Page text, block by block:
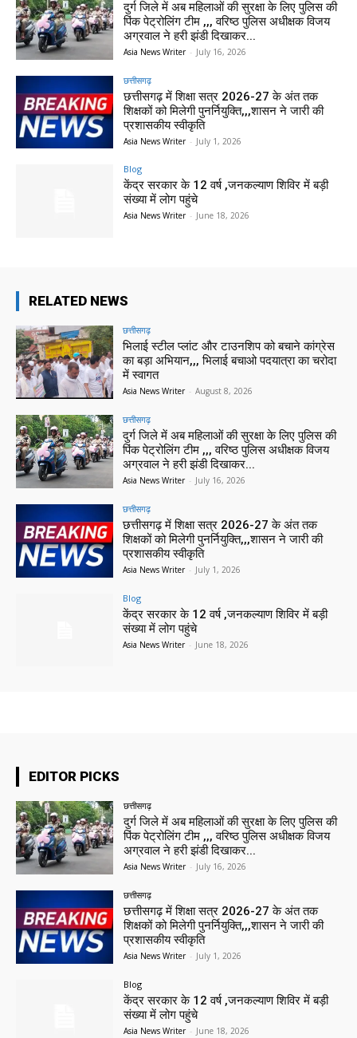
दुर्ग जिले में अब महिलाओं की सुरक्षा के लिए पुलिस की
पिंक पेट्रोलिंग टीम ,,, वरिष्ठ पुलिस अधीक्षक विजय
अग्रवाल ने हरी झंडी दिखाकर...
Asia News Writer - July 16, 2026
छत्तीसगढ़
छत्तीसगढ़ में शिक्षा सत्र 2026-27 के अंत तक
शिक्षकों को मिलेगी पुनर्नियुक्ति,,,शासन ने जारी की
प्रशासकीय स्वीकृति
Asia News Writer - July 1, 2026
Blog
केंद्र सरकार के 12 वर्ष ,जनकल्याण शिविर में बड़ी
संख्या में लोग पहुंचे
Asia News Writer - June 18, 2026
RELATED NEWS
छत्तीसगढ़
भिलाई स्टील प्लांट और टाउनशिप को बचाने कांग्रेस
का बड़ा अभियान,,, भिलाई बचाओ पदयात्रा का चरोदा
में स्वागत
Asia News Writer - August 8, 2026
छत्तीसगढ़
दुर्ग जिले में अब महिलाओं की सुरक्षा के लिए पुलिस की
पिंक पेट्रोलिंग टीम ,,, वरिष्ठ पुलिस अधीक्षक विजय
अग्रवाल ने हरी झंडी दिखाकर...
Asia News Writer - July 16, 2026
छत्तीसगढ़
छत्तीसगढ़ में शिक्षा सत्र 2026-27 के अंत तक
शिक्षकों को मिलेगी पुनर्नियुक्ति,,,शासन ने जारी की
प्रशासकीय स्वीकृति
Asia News Writer - July 1, 2026
Blog
केंद्र सरकार के 12 वर्ष ,जनकल्याण शिविर में बड़ी
संख्या में लोग पहुंचे
Asia News Writer - June 18, 2026
EDITOR PICKS
छत्तीसगढ़
दुर्ग जिले में अब महिलाओं की सुरक्षा के लिए पुलिस की
पिंक पेट्रोलिंग टीम ,,, वरिष्ठ पुलिस अधीक्षक विजय
अग्रवाल ने हरी झंडी दिखाकर...
Asia News Writer - July 16, 2026
छत्तीसगढ़
छत्तीसगढ़ में शिक्षा सत्र 2026-27 के अंत तक
शिक्षकों को मिलेगी पुनर्नियुक्ति,,,शासन ने जारी की
प्रशासकीय स्वीकृति
Asia News Writer - July 1, 2026
Blog
केंद्र सरकार के 12 वर्ष ,जनकल्याण शिविर में बड़ी
संख्या में लोग पहुंचे
Asia News Writer - June 18, 2026